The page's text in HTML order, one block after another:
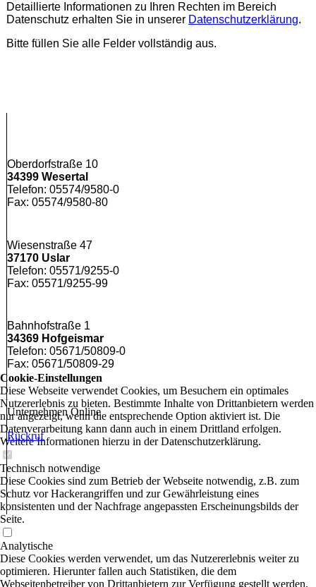
Detaillierte Informationen zu Ihren Rechten im Bereich
Datenschutz erhalten Sie in unserer Datenschutzerklärung.
Bitte füllen Sie alle Felder vollständig aus.
Oberdorfstraße 10
34399 Wesertal
Telefon: 05574/9580-0
Fax: 05574/9580-80
Wiesenstraße 47
37170 Uslar
Telefon: 05571/9255-0
Fax: 05571/9255-99
Bahnhofstraße 1
34369 Hofgeismar
Telefon: 05671/50809-0
Fax: 05671/50809-29
Unternehmen Online
Rückruf
Cookie-Einstellungen
Diese Webseite verwendet Cookies, um Besuchern ein optimales
Nutzererlebnis zu bieten. Bestimmte Inhalte von Drittanbietern werden
nur angezeigt, wenn die entsprechende Option aktiviert ist. Die
Datenverarbeitung kann dann auch in einem Drittland erfolgen.
Weitere Informationen hierzu in der Datenschutzerklärung.
Technisch notwendige
Diese Cookies sind zum Betrieb der Webseite notwendig, z.B. zum
Schutz vor Hackerangriffen und zur Gewährleistung eines
konsistenten und der Nachfrage angepassten Erscheinungsbilds der
Seite.
Analytische
Diese Cookies werden verwendet, um das Nutzererlebnis weiter zu
optimieren. Hierunter fallen auch Statistiken, die dem
Webseitenbetreiber von Drittanbietern zur Verfügung gestellt werden,